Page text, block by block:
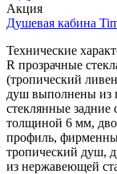
Акция
Душевая кабина
Технические
R прозрачные
(тропический
душ выполнены из
стеклянные задние
толщиной 6 мм,
профиль,
тропический душ,
из нержавеющей